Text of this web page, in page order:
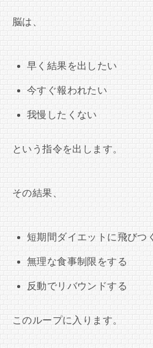
脳は、
早く結果を出したい
今すぐ報われたい
我慢したくない
という指令を出します。
その結果、
短期間ダイエットに飛びつく
無理な食事制限をする
反動でリバウンドする
このループに入ります。